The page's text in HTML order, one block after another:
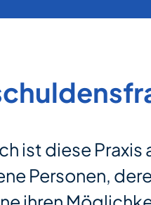
ist diese
Personen,